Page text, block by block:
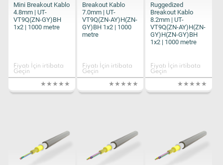
Mini Breakout Kablo
4.8mm | UT-
VT9Q(ZN-GY)BH
1x2 | 1000 metre
Fiyatı İçin irtibata
Geçin
Breakout Kablo
7.0mm | UT-
VT9Q(ZN-AY)H(ZN-
GY)BH 1x2 | 1000
metre
Fiyatı İçin irtibata
Geçin
Ruggedized
Breakout Kablo
8.2mm | UT-
VT9Q(ZN-AY)H(ZN-
GY)H(ZN-GY)BH
1x2 | 1000 metre
Fiyatı İçin irtibata
Geçin